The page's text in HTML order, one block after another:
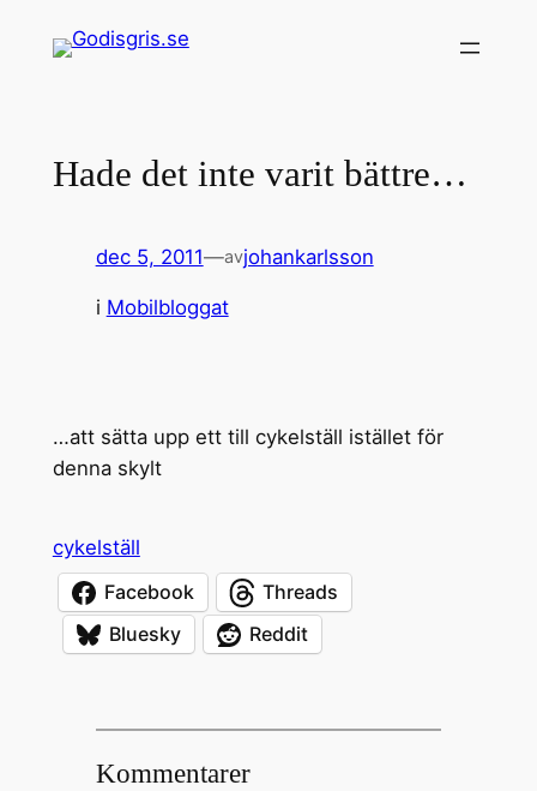
Hade det inte varit bättre…
dec 5, 2011—avjohankarlsson
i Mobilbloggat
…att sätta upp ett till cykelställ istället för
denna skylt
cykelställ
Facebook
Threads
Bluesky
Reddit
Kommentarer